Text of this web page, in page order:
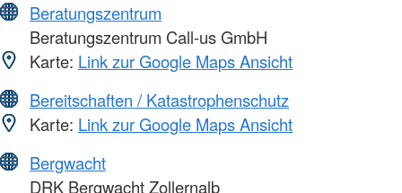
Beratungszentrum
Beratungszentrum Call-us GmbH
Karte: Link zur Google Maps Ansicht
Bereitschaften / Katastrophenschutz
Karte: Link zur Google Maps Ansicht
Bergwacht
DRK Bergwacht Zollernalb